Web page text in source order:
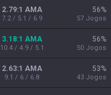
2.79:1 AMA
7.2 / 5.1 / 6.9
56%
57 Jogos
3.18:1 AMA
10.4 / 4.9 / 5.1
56%
50 Jogos
2.63:1 AMA
9.1 / 6 / 6.8
53%
43 Jogos